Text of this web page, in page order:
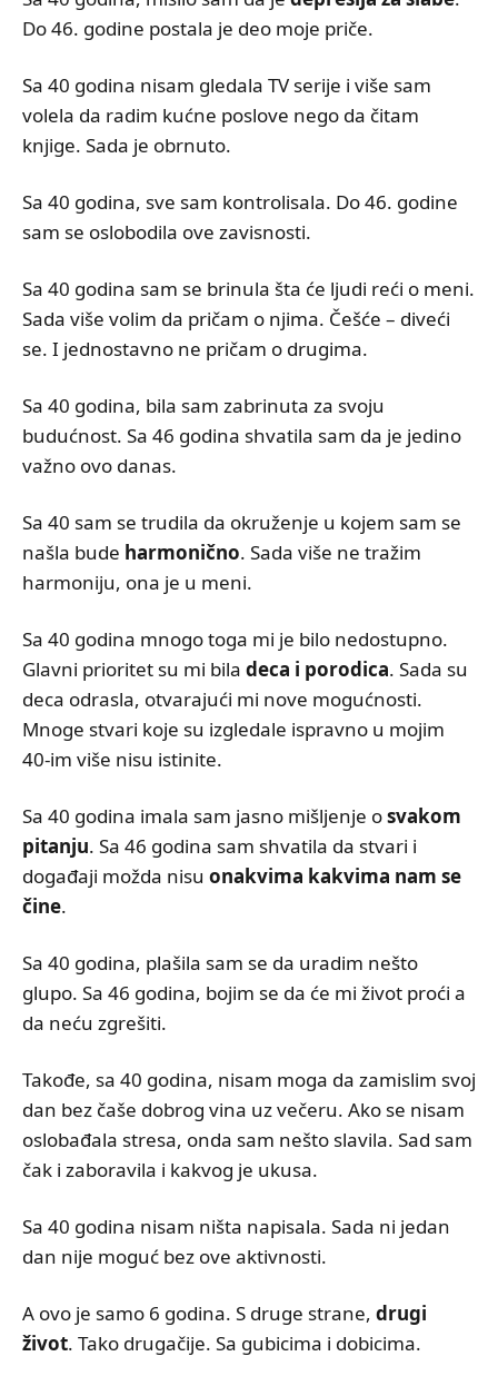
Do 46. godine postala je deo moje priče.
Sa 40 godina nisam gledala TV serije i više sam
volela da radim kućne poslove nego da čitam
knjige. Sada je obrnuto.
Sa 40 godina, sve sam kontrolisala. Do 46. godine
sam se oslobodila ove zavisnosti.
Sa 40 godina sam se brinula šta će ljudi reći o meni.
Sada više volim da pričam o njima. Češće – diveći
se. I jednostavno ne pričam o drugima.
Sa 40 godina, bila sam zabrinuta za svoju
budućnost. Sa 46 godina shvatila sam da je jedino
važno ovo danas.
Sa 40 sam se trudila da okruženje u kojem sam se
našla bude harmonično. Sada više ne tražim
harmoniju, ona je u meni.
Sa 40 godina mnogo toga mi je bilo nedostupno.
Glavni prioritet su mi bila deca i porodica. Sada su
deca odrasla, otvarajući mi nove mogućnosti.
Mnoge stvari koje su izgledale ispravno u mojim
40-im više nisu istinite.
Sa 40 godina imala sam jasno mišljenje osvakom
pitanju. Sa 46 godina sam shvatila da stvari i
događaji možda nisu onakvima kakvima nam se
čine.
Sa 40 godina, plašila sam se da uradim nešto
glupo. Sa 46 godina, bojim se da će mi život proći a
da neću zgrešiti.
Takođe, sa 40 godina, nisam moga da zamislim svoj
dan bez čaše dobrog vina uz večeru. Ako se nisam
oslobađala stresa, onda sam nešto slavila. Sad sam
čak i zaboravila i kakvog je ukusa.
Sa 40 godina nisam ništa napisala. Sada ni jedan
dan nije moguć bez ove aktivnosti.
A ovo je samo 6 godina. S druge strane, drugi
život. Tako drugačije. Sa gubicima i dobicima.